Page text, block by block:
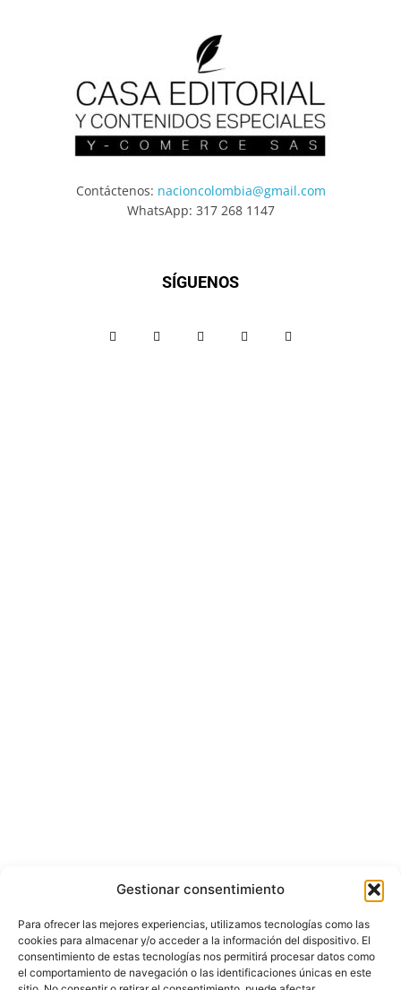
Gestionar consentimiento
Para ofrecer las mejores experiencias, utilizamos tecnologías como las
cookies para almacenar y/o acceder a la información del dispositivo. El
consentimiento de estas tecnologías nos permitirá procesar datos como
el comportamiento de navegación o las identificaciones únicas en este
Contáctenos: nacioncolombia@gmail.com
WhatsApp: 317 268 1147
SÍGUENOS